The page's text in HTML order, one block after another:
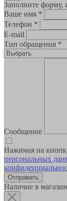
Заполните
Ваше имя *
Телефон *
E-mail
Тип обращения *
Сообщение
Нажимая на
персональных
Наличие в